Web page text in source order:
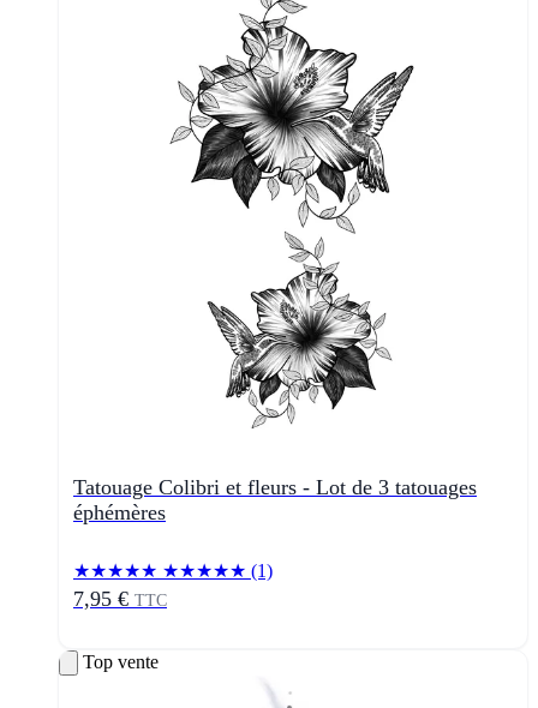
Tatouage Colibri et fleurs - Lot de 3 tatouages
éphémères
★★★★★ ★★★★★ (1)
7,95 € TTC
Top vente